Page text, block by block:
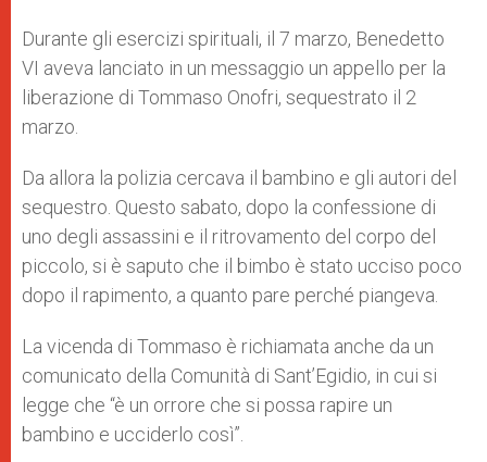
Durante gli esercizi spirituali, il 7 marzo, Benedetto
VI aveva lanciato in un messaggio un appello per la
liberazione di Tommaso Onofri, sequestrato il 2
marzo.
Da allora la polizia cercava il bambino e gli autori del
sequestro. Questo sabato, dopo la confessione di
uno degli assassini e il ritrovamento del corpo del
piccolo, si è saputo che il bimbo è stato ucciso poco
dopo il rapimento, a quanto pare perché piangeva.
La vicenda di Tommaso è richiamata anche da un
comunicato della Comunità di Sant’Egidio, in cui si
legge che “è un orrore che si possa rapire un
bambino e ucciderlo così”.